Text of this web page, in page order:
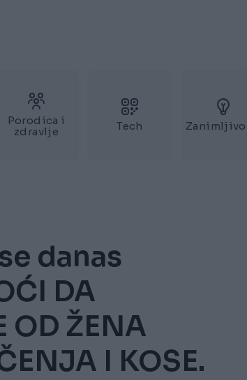
Porodica i
zdravlje
Tech
danas
DA
OD ŽENA
I KOSE.